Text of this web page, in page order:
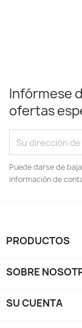
Infórmese
ofertas
Puede darse de
información de
PRODUCTOS
SOBRE
SU CUENTA